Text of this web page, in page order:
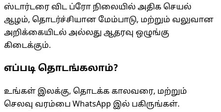
ஸ்டார்டரை விட ப்ரோ நிலையில் அதிக செயல்
ஆழம், தொடர்ச்சியான மேம்பாடு, மற்றும் வலுவான
அறிக்கையிடல் அல்லது ஆதரவு ஒழுங்கு
கிடைக்கும்.
எப்படி தொடங்கலாம்?
உங்கள் இலக்கு, தொடக்க காலவரை, மற்றும்
செலவு வரம்பை WhatsApp இல் பகிருங்கள்.